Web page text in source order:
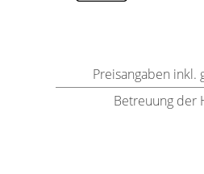
Preisangaben inkl.
Betreuung der